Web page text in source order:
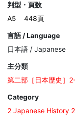
判型・頁数
A5
448頁
言語 / Language
日本語 / Japanese
主分類
第二部［日本歴史］
Category
2 Japanese History